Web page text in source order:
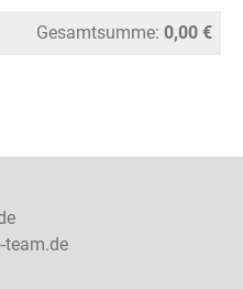
Gesamtsumme: 0,00 €
team.de